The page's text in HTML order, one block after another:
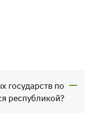
государств по
республикой?